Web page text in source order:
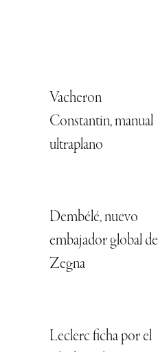
Vacheron
Constantin, manual
ultraplano
Dembélé, nuevo
embajador global de
Zegna
Leclerc ficha por el